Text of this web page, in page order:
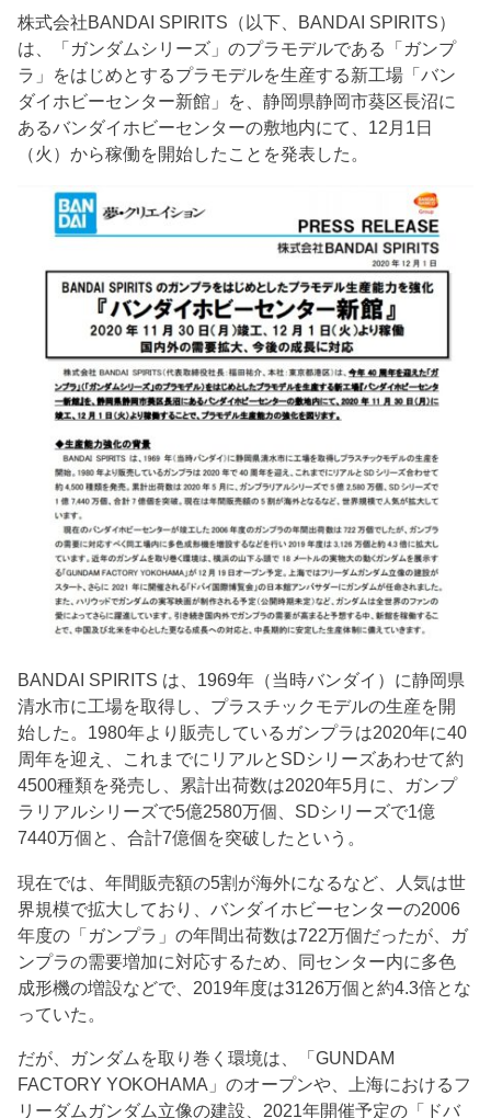
株式会社BANDAI SPIRITS（以下、BANDAI SPIRITS）
は、「ガンダムシリーズ」のプラモデルである「ガンプ
ラ」をはじめとするプラモデルを生産する新工場「バン
ダイホビーセンター新館」を、静岡県静岡市葵区長沼に
あるバンダイホビーセンターの敷地内にて、12月1日
（火）から稼働を開始したことを発表した。
BANDAI SPIRITS は、1969年（当時バンダイ）に静岡県
清水市に工場を取得し、プラスチックモデルの生産を開
始した。1980年より販売しているガンプラは2020年に40
周年を迎え、これまでにリアルとSDシリーズあわせて約
4500種類を発売し、累計出荷数は2020年5月に、ガンプ
ラリアルシリーズで5億2580万個、SDシリーズで1億
7440万個と、合計7億個を突破したという。
現在では、年間販売額の5割が海外になるなど、人気は世
界規模で拡大しており、バンダイホビーセンターの2006
年度の「ガンプラ」の年間出荷数は722万個だったが、ガ
ンプラの需要増加に対応するため、同センター内に多色
成形機の増設などで、2019年度は3126万個と約4.3倍とな
っていた。
だが、ガンダムを取り巻く環境は、「GUNDAM
FACTORY YOKOHAMA」のオープンや、上海におけるフ
リーダムガンダム立像の建設、2021年開催予定の「ドバ